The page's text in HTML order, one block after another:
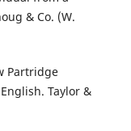
& Co. (W.
Partridge
Taylor &